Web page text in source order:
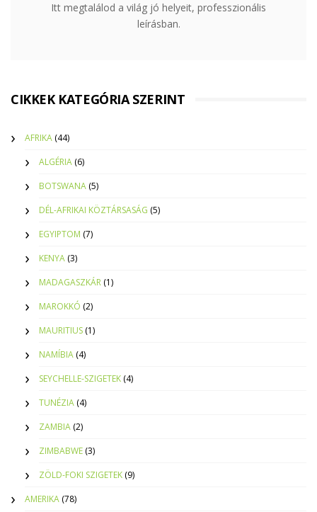
Itt megtalálod a világ jó helyeit, professzionális
leírásban.
CIKKEK KATEGÓRIA SZERINT
AFRIKA (44)
ALGÉRIA (6)
BOTSWANA (5)
DÉL-AFRIKAI KÖZTÁRSASÁG (5)
EGYIPTOM (7)
KENYA (3)
MADAGASZKÁR (1)
MAROKKÓ (2)
MAURITIUS (1)
NAMÍBIA (4)
SEYCHELLE-SZIGETEK (4)
TUNÉZIA (4)
ZAMBIA (2)
ZIMBABWE (3)
ZÖLD-FOKI SZIGETEK (9)
AMERIKA (78)